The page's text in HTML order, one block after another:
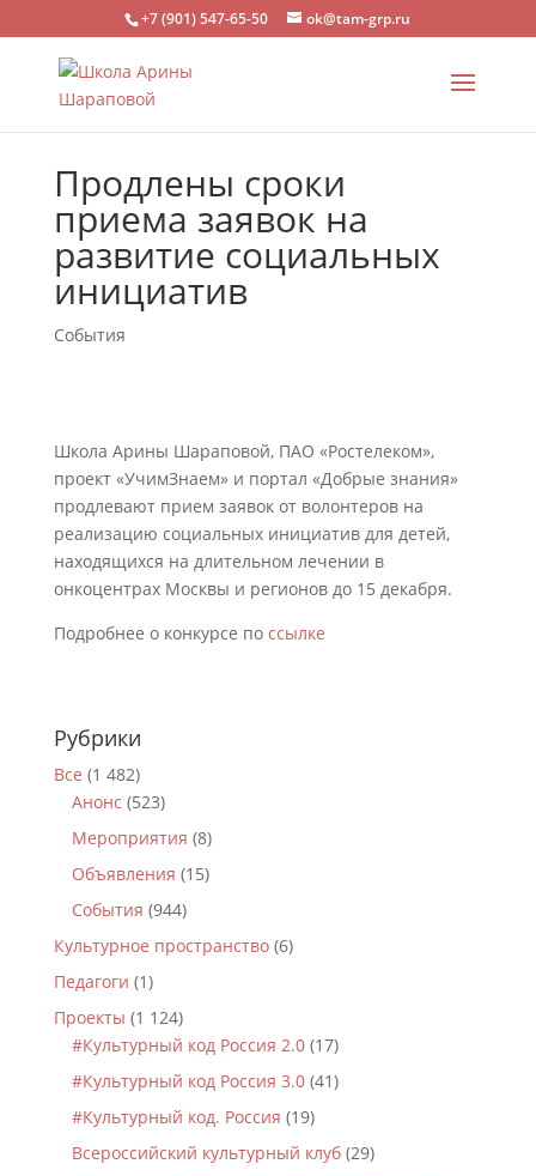
+7 (901) 547-65-50 ok@tam-grp.ru
Продлены сроки
приема заявок на
развитие социальных
инициатив
События
Школа Арины Шараповой, ПАО «Ростелеком»,
проект «УчимЗнаем» и портал «Добрые знания»
продлевают прием заявок от волонтеров на
реализацию социальных инициатив для детей,
находящихся на длительном лечении в
онкоцентрах Москвы и регионов до 15 декабря.
Подробнее о конкурсе по ссылке
Рубрики
Все (1 482)
Анонс (523)
Мероприятия (8)
Объявления (15)
События (944)
Культурное пространство(6)
Педагоги (1)
Проекты (1 124)
#Культурный код Россия 2.0(17)
#Культурный код Россия 3.0(41)
#Культурный код. Россия (19)
Всероссийский культурный клуб(29)